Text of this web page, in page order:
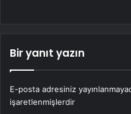
Bir yanıt yazın
E-posta adresiniz
işaretlenmişlerdir